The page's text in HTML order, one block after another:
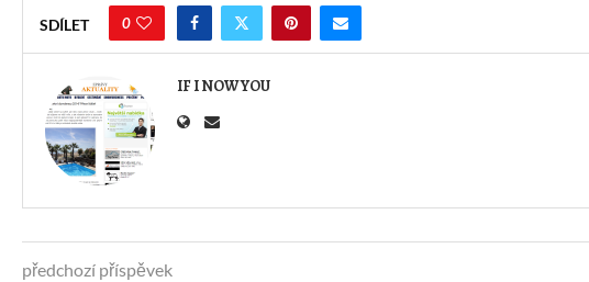
SDÍLET 0
IF I NOW YOU
předchozí příspěvek